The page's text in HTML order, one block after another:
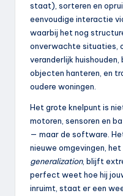
staat), sorteren en
eenvoudige interactie
waarbij het nog
onverwachte situaties,
veranderlijk
objecten hanteren, en
oudere woningen.
Het grote knelpunt is
motoren, sensoren en
— maar de software.
nieuwe omgevingen,
generalization, blijft
perfect weet hoe hij
inruimt, staat er een